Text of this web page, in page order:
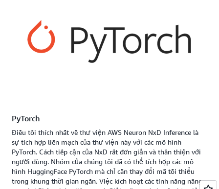
PyTorch
Điều tôi thích nhất về thư viện AWS Neuron NxD Inference là
sự tích hợp liền mạch của thư viện này với các mô hình
PyTorch. Cách tiếp cận của NxD rất đơn giản và thân thiện với
người dùng. Nhóm của chúng tôi đã có thể tích hợp các mô
hình HuggingFace PyTorch mà chỉ cần thay đổi mã tối thiểu
trong khung thời gian ngắn. Việc kích hoạt các tính năng nâng